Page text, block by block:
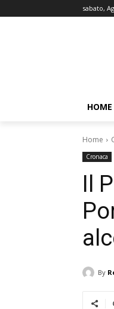
sabato,
HOME
Home
Cronaca
Il
By